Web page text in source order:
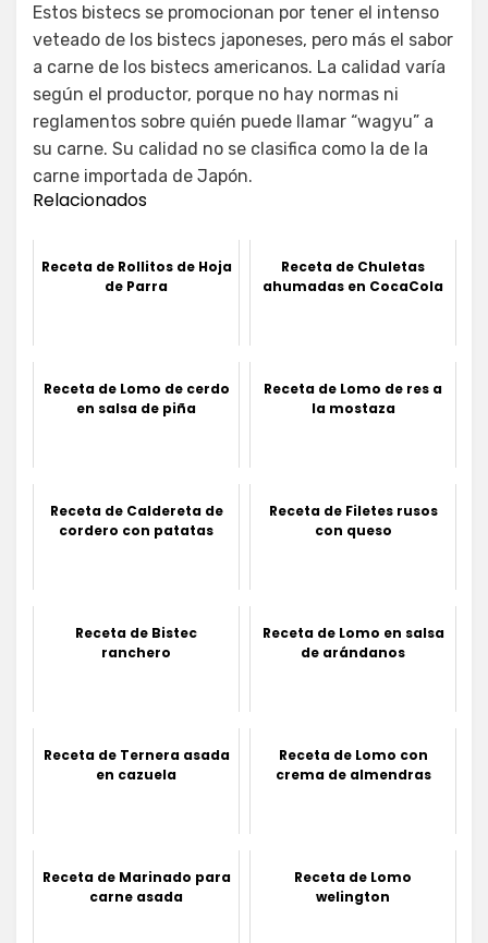
Estos bistecs se promocionan por tener el intenso
veteado de los bistecs japoneses, pero más el sabor
a carne de los bistecs americanos. La calidad varía
según el productor, porque no hay normas ni
reglamentos sobre quién puede llamar “wagyu” a
su carne. Su calidad no se clasifica como la de la
carne importada de Japón.
Relacionados
Receta de Rollitos de Hoja
de Parra
Receta de Chuletas
ahumadas en CocaCola
Receta de Lomo de cerdo
en salsa de piña
Receta de Lomo de res a
la mostaza
Receta de Caldereta de
cordero con patatas
Receta de Filetes rusos
con queso
Receta de Bistec
ranchero
Receta de Lomo en salsa
de arándanos
Receta de Ternera asada
en cazuela
Receta de Lomo con
crema de almendras
Receta de Marinado para
carne asada
Receta de Lomo
welington